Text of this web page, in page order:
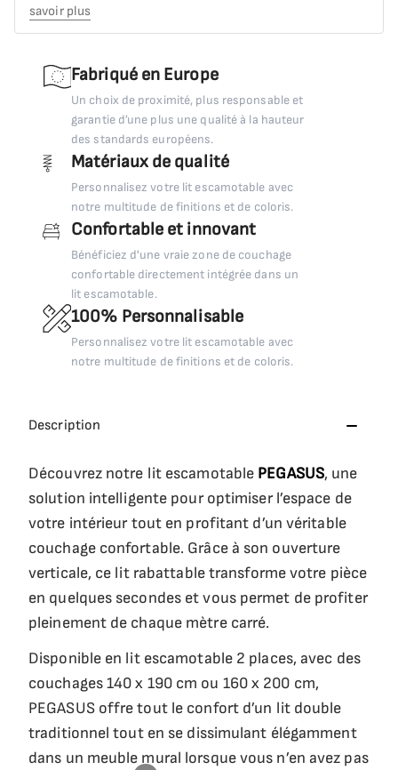
savoir plus
Fabriqué en Europe
Un choix de proximité, plus responsable et
garantie d’une plus une qualité à la hauteur
des standards européens.
Matériaux de qualité
Personnalisez votre lit escamotable avec
notre multitude de finitions et de coloris.
Confortable et innovant
Bénéficiez d'une vraie zone de couchage
confortable directement intégrée dans un
lit escamotable.
100% Personnalisable
Personnalisez votre lit escamotable avec
notre multitude de finitions et de coloris.
Description
Découvrez notre lit escamotable PEGASUS, une
solution intelligente pour optimiser l’espace de
votre intérieur tout en profitant d’un véritable
couchage confortable. Grâce à son ouverture
verticale, ce lit rabattable transforme votre pièce
en quelques secondes et vous permet de profiter
pleinement de chaque mètre carré.
Disponible en lit escamotable 2 places, avec des
couchages 140 x 190 cm ou 160 x 200 cm,
PEGASUS offre tout le confort d’un lit double
traditionnel tout en se dissimulant élégamment
dans un meuble mural lorsque vous n’en avez pas